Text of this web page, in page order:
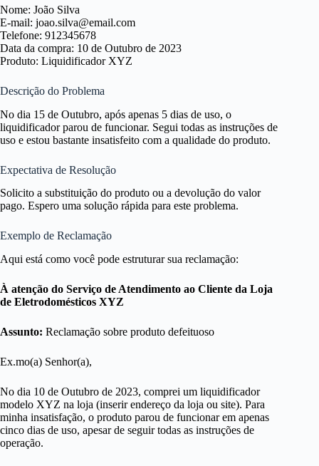
Nome: João Silva
E-mail: joao.silva@email.com
Telefone: 912345678
Data da compra: 10 de Outubro de 2023
Produto: Liquidificador XYZ
Descrição do Problema
No dia 15 de Outubro, após apenas 5 dias de uso, o
liquidificador parou de funcionar. Segui todas as instruções de
uso e estou bastante insatisfeito com a qualidade do produto.
Expectativa de Resolução
Solicito a substituição do produto ou a devolução do valor
pago. Espero uma solução rápida para este problema.
Exemplo de Reclamação
Aqui está como você pode estruturar sua reclamação:
À atenção do Serviço de Atendimento ao Cliente da Loja
de Eletrodomésticos XYZ
Assunto: Reclamação sobre produto defeituoso
Ex.mo(a) Senhor(a),
No dia 10 de Outubro de 2023, comprei um liquidificador
modelo XYZ na loja (inserir endereço da loja ou site). Para
minha insatisfação, o produto parou de funcionar em apenas
cinco dias de uso, apesar de seguir todas as instruções de
operação.